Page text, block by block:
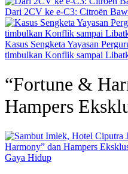
Dari 2CV ke e-C3: Citroën
Kasus Sengketa Yayasan
timbulkan Konflik sampai
“Fortune &
Hampers
Gaya Hidup